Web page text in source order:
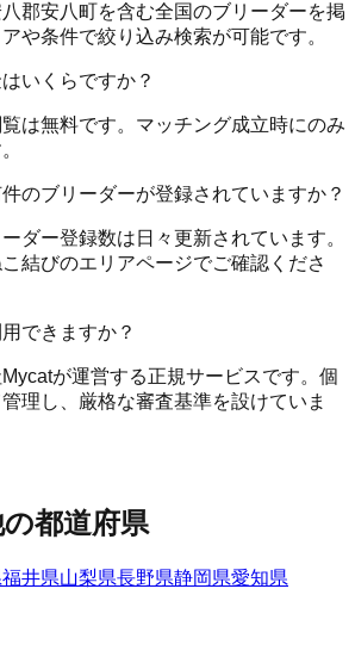
郡安八町を含む全国のブリーダーを掲
や条件で絞り込み検索が可能です。
いくらですか？
は無料です。マッチング成立時にのみ
のブリーダーが登録されていますか？
ダー登録数は日々更新されています。
結びのエリアページでご確認くださ
できますか？
が運営する正規サービスです。個
理し、厳格な審査基準を設けていま
都道府県
福井県山梨県長野県静岡県愛知県